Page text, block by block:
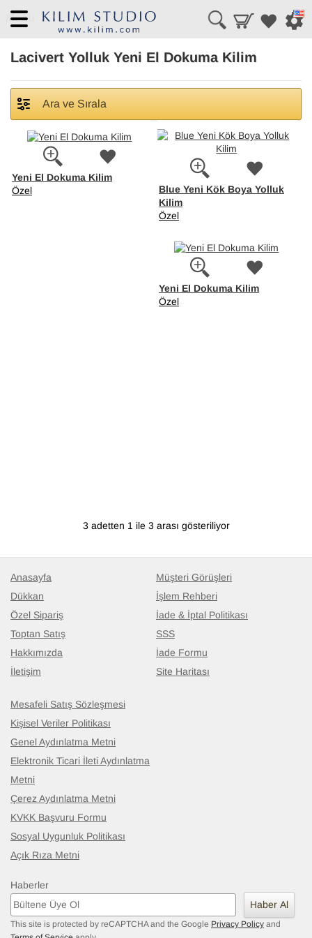
Menü
Lacivert Yolluk Yeni El Dokuma Kilim
Ara ve Sırala
Yeni El Dokuma Kilim
Özel
Blue Yeni Kök Boya Yolluk
Kilim
Özel
Yeni El Dokuma Kilim
Özel
3 adetten 1 ile 3 arası gösteriliyor
Anasayfa
Dükkan
Özel Sipariş
Toptan Satış
Hakkımızda
İletişim
Müşteri Görüşleri
İşlem Rehberi
İade & İptal Politikası
SSS
İade Formu
Site Haritası
Mesafeli Satış Sözleşmesi
Kişisel Veriler Politikası
Genel Aydınlatma Metni
Elektronik Ticari İleti Aydınlatma
Metni
Çerez Aydınlatma Metni
KVKK Başvuru Formu
Sosyal Uygunluk Politikası
Açık Rıza Metni
Haberler
Haber Al
This site is protected by reCAPTCHA and the Google Privacy Policy and